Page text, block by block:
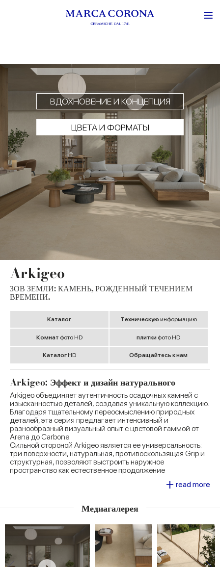
ВДОХНОВЕНИЕ И КОНЦЕПЦИЯ
ЦВЕТА И ФОРМАТЫ
Arkigeo
ЗОВ ЗЕМЛИ: КАМЕНЬ, РОЖДЕННЫЙ ТЕЧЕНИЕМ
ВРЕМЕНИ.
Kаталог Tехническую информацию
Комнат фото HD плитки фото HD
Kаталог HD Обращайтесь к нам
Arkigeo: Эффект и дизайн натурального
Arkigeo объединяет аутентичность осадочных камней с
изысканностью деталей, создавая уникальную коллекцию.
Благодаря тщательному переосмыслению природных
деталей, эта серия предлагает интенсивный и
разнообразный визуальный опыт с цветовой гаммой от
Arena до Carbone.
Сильной стороной Arkigeo является ее универсальность:
три поверхности, натуральная, противоскользящая Grip и
структурная, позволяют выстроить наружное
пространство как естественное продолжение
Декоративные опции, такие как резная облицовка 60x120
идеально подходящий для придания помещению большей
+ read more
Медиагалерея